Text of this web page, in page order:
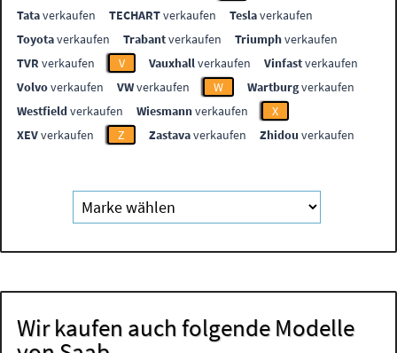
Tataverkaufen TECHARTverkaufen Teslaverkaufen
Toyotaverkaufen Trabantverkaufen Triumphverkaufen
TVR verkaufen V Vauxhallverkaufen Vinfastverkaufen
Volvoverkaufen VWverkaufen W Wartburgverkaufen
Westfieldverkaufen Wiesmannverkaufen
X
XEVverkaufen Z Zastavaverkaufen Zhidou verkaufen
Wir kaufen auch folgende Modelle